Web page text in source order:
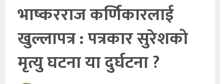
भाष्करराज कर्णिकारलाई
खुल्लापत्र : पत्रकार सुरेशको
मृत्यु घटना या दुर्घटना ?